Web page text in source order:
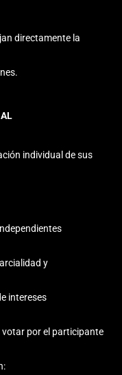
directamente la
individual de sus
y
intereses
por el participante